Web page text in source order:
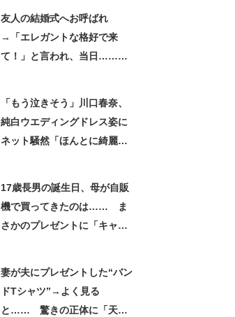
友人の結婚式へお呼ばれ
→「エレガントな格好で来
て！」と言われ、当日……ま
「もう泣きそう」川口春奈、
純白ウエディングドレス姿に
ネット騒然「ほんとに綺麗」
17歳長男の誕生日、母が自販
機で買ってきたのは…… ま
さかのプレゼントに「キャー
妻が夫にプレゼントした“バン
ドTシャツ”→よく見る
と…… 驚きの正体に「天